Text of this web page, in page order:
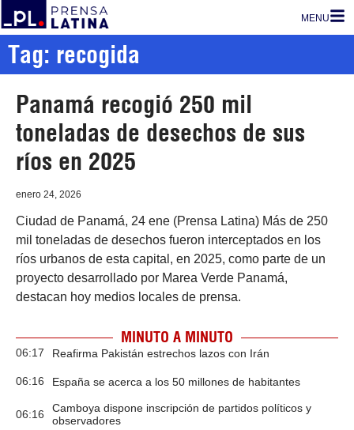
MENU
Tag: recogida
Panamá recogió 250 mil
toneladas de desechos de sus
ríos en 2025
enero 24, 2026
Ciudad de Panamá, 24 ene (Prensa Latina) Más de 250
mil toneladas de desechos fueron interceptados en los
ríos urbanos de esta capital, en 2025, como parte de un
proyecto desarrollado por Marea Verde Panamá,
destacan hoy medios locales de prensa.
MINUTO A MINUTO
06:17 Reafirma Pakistán estrechos lazos con Irán
06:16 España se acerca a los 50 millones de habitantes
06:16
Camboya dispone inscripción de partidos políticos y
observadores